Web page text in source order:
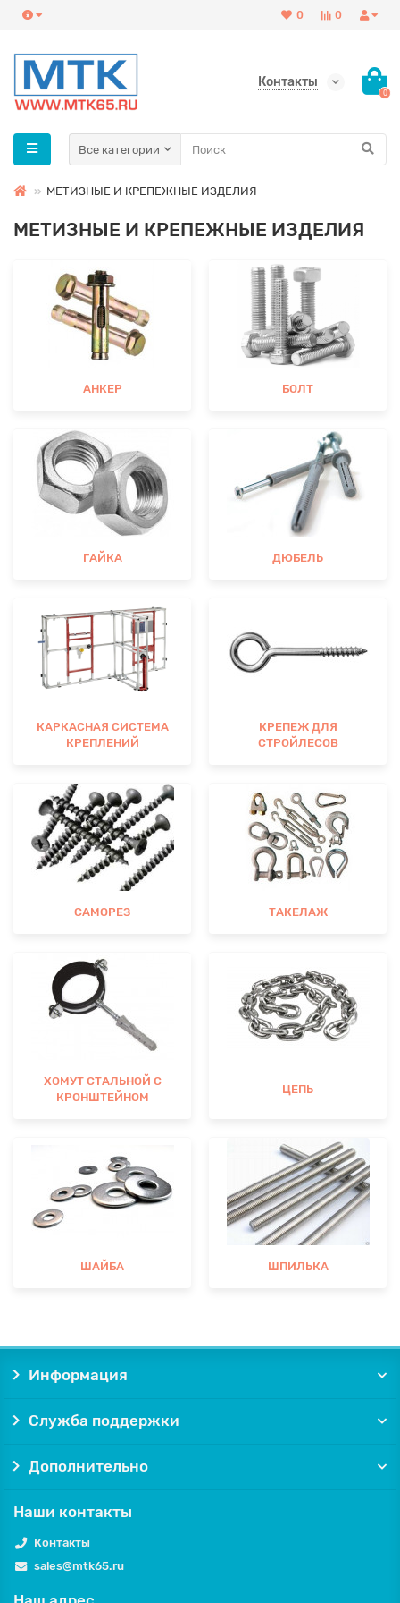
0
0
Контакты
0
Все категории
МЕТИЗНЫЕ И КРЕПЕЖНЫЕ ИЗДЕЛИЯ
МЕТИЗНЫЕ И КРЕПЕЖНЫЕ ИЗДЕЛИЯ
АНКЕР БОЛТ
ГАЙКА ДЮБЕЛЬ
КАРКАСНАЯ СИСТЕМА
КРЕПЛЕНИЙ
КРЕПЕЖ ДЛЯ
СТРОЙЛЕСОВ
САМОРЕЗ ТАКЕЛАЖ
ХОМУТ СТАЛЬНОЙ С
КРОНШТЕЙНОМ
ЦЕПЬ
ШАЙБА ШПИЛЬКА
Информация
Служба поддержки
Дополнительно
Наши контакты
Контакты
sales@mtk65.ru